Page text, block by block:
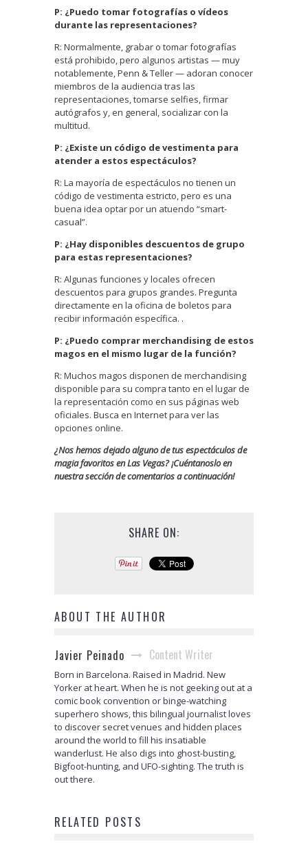
P: ¿Puedo tomar fotografías o vídeos
durante las representaciones?
R: Normalmente, grabar o tomar fotografías
está prohibido, pero algunos artistas — muy
notablemente, Penn & Teller — adoran conocer
miembros de la audiencia tras las
representaciones, tomarse selfies, firmar
autógrafos y, en general, socializar con la
multitud.
P: ¿Existe un código de vestimenta para
atender a estos espectáculos?
R: La mayoría de espectáculos no tienen un
código de vestimenta estricto, pero es una
buena idea optar por un atuendo “smart-
casual”.
P: ¿Hay disponibles descuentos de grupo
para estas representaciones?
R: Algunas funciones y locales ofrecen
descuentos para grupos grandes. Pregunta
directamente en la oficina de boletos para
recibir información específica. .
P: ¿Puedo comprar merchandising de estos
magos en el mismo lugar de la función?
R: Muchos magos disponen de merchandising
disponible para su compra tanto en el lugar de
la representación como en sus páginas web
oficiales. Busca en Internet para ver las
opciones online.
¿Nos hemos dejado alguno de tus espectáculos de
magia favoritos en Las Vegas? ¡Cuéntanoslo en
nuestra sección de comentarios a continuación!
SHARE ON:
ABOUT THE AUTHOR
Javier Peinado Content Writer
Born in Barcelona. Raised in Madrid. New
Yorker at heart. When he is not geeking out at a
comic book convention or binge-watching
superhero shows, this bilingual journalist loves
to discover secret venues and hidden places
around the world to fill his insatiable
wanderlust. He also digs into ghost-busting,
Bigfoot-hunting, and UFO-sighting. The truth is
out there.
RELATED POSTS